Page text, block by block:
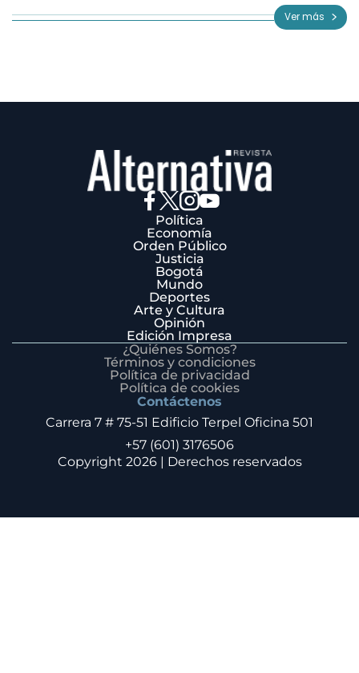
3
Ver más
Política
Economía
Orden Público
Justicia
Bogotá
Mundo
Deportes
Arte y Cultura
Opinión
Edición Impresa
¿Quiénes Somos?
Términos y condiciones
Política de privacidad
Política de cookies
Contáctenos
Carrera 7 # 75-51 Edificio Terpel Oficina 501
+57 (601) 3176506
Copyright 2026 | Derechos reservados